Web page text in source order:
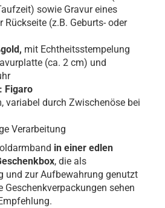
sowie Gravur eines
Rückseite (z.B. Geburts- oder
mit Echtheitsstempelung
(ca. 2 cm) und
Figaro
variabel durch Zwischenöse bei
Verarbeitung
in einer edlen
, die als
und zur Aufbewahrung genutzt
Geschenkverpackungen sehen